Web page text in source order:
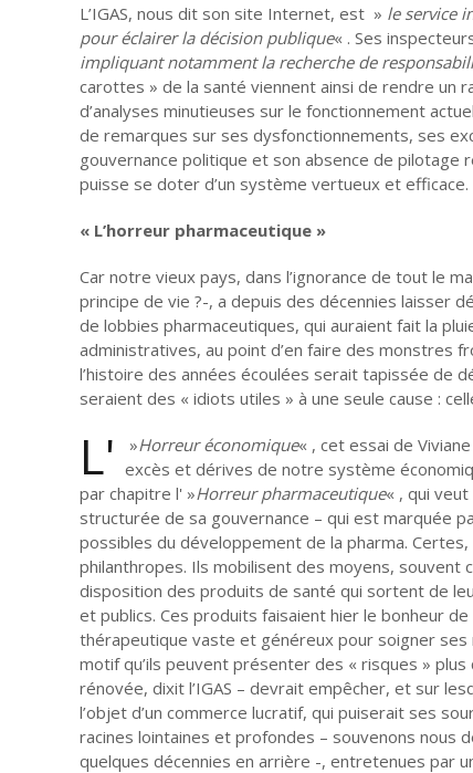
L’IGAS, nous dit son site Internet, est » le service
pour éclairer la décision publique« . Ses
impliquant notamment la recherche de
carottes » de la santé viennent ainsi de rendre un
d’analyses minutieuses sur le fonctionnement
de remarques sur ses dysfonctionnements, ses
gouvernance politique et son absence de pilotage
puisse se doter d’un système vertueux et efficace.
« L’horreur pharmaceutique »
Car notre vieux pays, dans l’ignorance de tout le
principe de vie ?-, a depuis des décennies laisser
de lobbies pharmaceutiques, qui auraient fait la
administratives, au point d’en faire des monstres
l’histoire des années écoulées serait tapissée de
seraient des « idiots utiles » à une seule cause :
L' »Horreur économique« , cet essai de
excès et dérives de notre système
par chapitre l' »Horreur pharmaceutique« , qui
structurée de sa gouvernance – qui est marquée
possibles du développement de la pharma.
philanthropes. Ils mobilisent des moyens, souvent
disposition des produits de santé qui sortent de
et publics. Ces produits faisaient hier le bonheur
thérapeutique vaste et généreux pour soigner ses
motif qu’ils peuvent présenter des « risques »
rénovée, dixit l’IGAS – devrait empêcher, et sur
l’objet d’un commerce lucratif, qui puiserait ses
racines lointaines et profondes – souvenons nous
quelques décennies en arrière -, entretenues par